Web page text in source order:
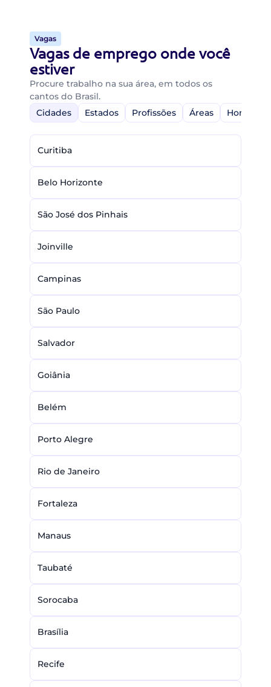
Vagas
Vagas de emprego onde você
estiver
Procure trabalho na sua área, em todos os
cantos do Brasil.
Cidades
Estados Profissões Áreas Home-
Curitiba
Belo Horizonte
São José dos Pinhais
Joinville
Campinas
São Paulo
Salvador
Goiânia
Belém
Porto Alegre
Rio de Janeiro
Fortaleza
Manaus
Taubaté
Sorocaba
Brasília
Recife